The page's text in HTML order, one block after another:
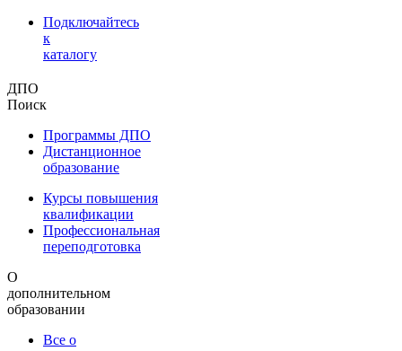
Подключайтесь
к
каталогу
ДПО
Поиск
Программы ДПО
Дистанционное
образование
Курсы повышения
квалификации
Профессиональная
переподготовка
О
дополнительном
образовании
Все о